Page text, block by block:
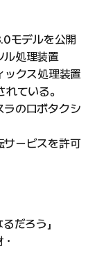
モデルを公開
ル処理装置
ックス処理装置
ている。
ラのロボタクシ
サービスを許可
だろう」